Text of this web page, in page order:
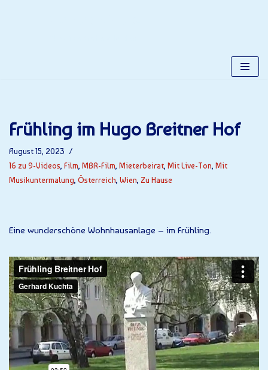
Frühling im Hugo Breitner Hof
August 15, 2023
16 zu 9-Videos, Film, MBR-Film, Mieterbeirat, Mit Live-Ton, Mit
Musikuntermalung, Österreich, Wien, Zu Hause
Eine wunderschöne Wohnhausanlage – im Frühling.